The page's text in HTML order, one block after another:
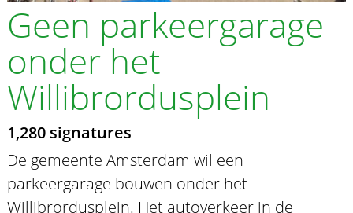
Geen parkeergarage
onder het
Willibrordusplein
1,280 signatures
De gemeente Amsterdam wil een
parkeergarage bouwen onder het
Willibrordusplein. Het autoverkeer in de